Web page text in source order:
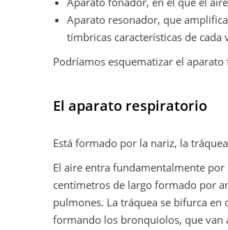
Aparato resonador, que
tímbricas características de cada
Podríamos esquematizar el
El aparato respiratorio
Está formado por la nariz, la
El aire entra fundamentalmente
centímetros de largo formado por
pulmones. La tráquea se bifurca
formando los bronquiolos, que van